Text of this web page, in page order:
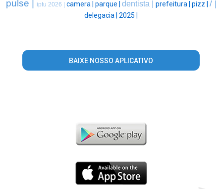
pulse | iptu 2026 | camera | parque | dentista | prefeitura | pizz | / |
delegacia | 2025 |
BAIXE NOSSO APLICATIVO